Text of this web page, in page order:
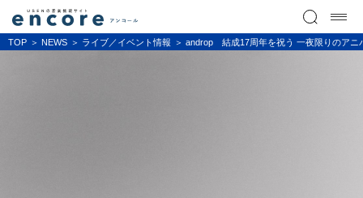
TOP NEWS ライブ／イベント情報 androp 結成17周年を祝う 一夜限りのアニ